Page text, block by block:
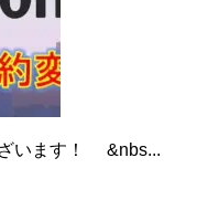
います！ &nbs...